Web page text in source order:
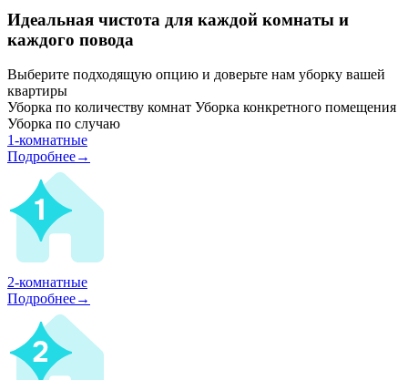
Идеальная чистота для каждой комнаты и
каждого повода
Выберите подходящую опцию и доверьте нам уборку вашей
квартиры
Уборка по количеству комнат Уборка конкретного помещения
Уборка по случаю
1-комнатные
Подробнее→
2-комнатные
Подробнее→